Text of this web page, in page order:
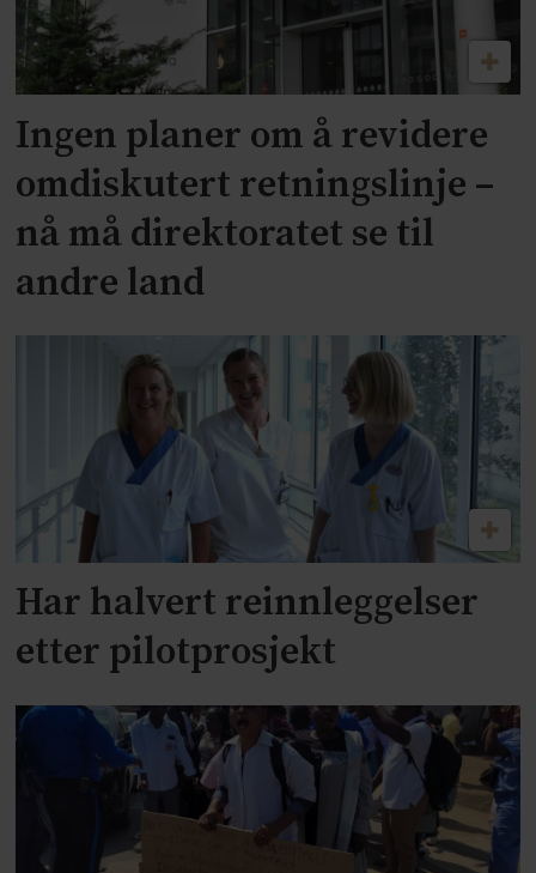
Ingen planer om å revidere
omdiskutert retningslinje –
nå må direktoratet se til
andre land
Har halvert reinnleggelser
etter pilotprosjekt